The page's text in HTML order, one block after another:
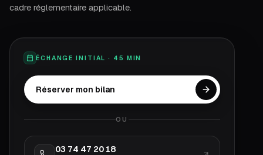
cadre réglementaire applicable.
ÉCHANGE INITIAL · 45 MIN
Réserver mon bilan
OU
03 74 47 20 18